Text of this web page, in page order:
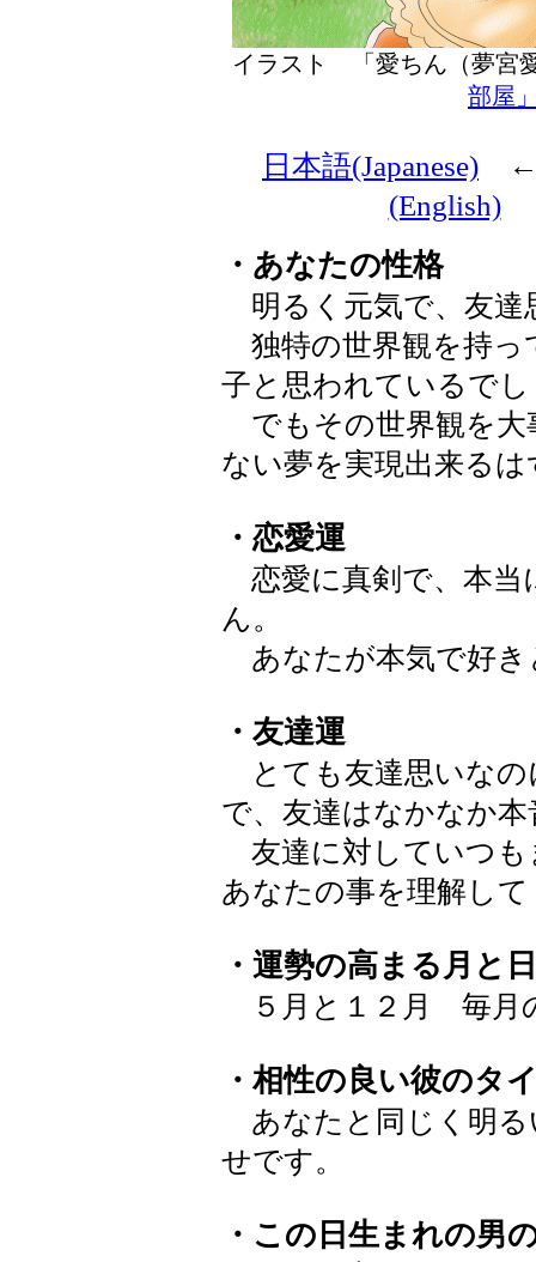
イラスト 「愛ちん（夢
部屋
日本語(Japanese)
(English)
・あなたの性格
明るく元気で、友達
独特の世界観を持っ
子と思われているで
でもその世界観を大
ない夢を実現出来るは
・恋愛運
恋愛に真剣で、本当
ん。
あなたが本気で好き
・友達運
とても友達思いなの
で、友達はなかなか
友達に対していつも
あなたの事を理解し
・運勢の高まる月と
５月と１２月 毎月
・相性の良い彼のタ
あなたと同じく明る
せです。
・この日生まれの男